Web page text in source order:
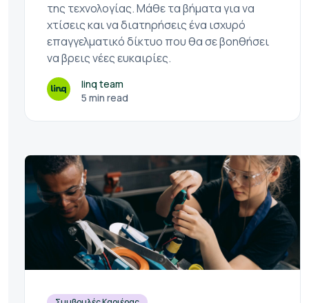
της τεχνολογίας. Μάθε τα βήματα για να
χτίσεις και να διατηρήσεις ένα ισχυρό
επαγγελματικό δίκτυο που θα σε βοηθήσει
να βρεις νέες ευκαιρίες.
linq team
5 min read